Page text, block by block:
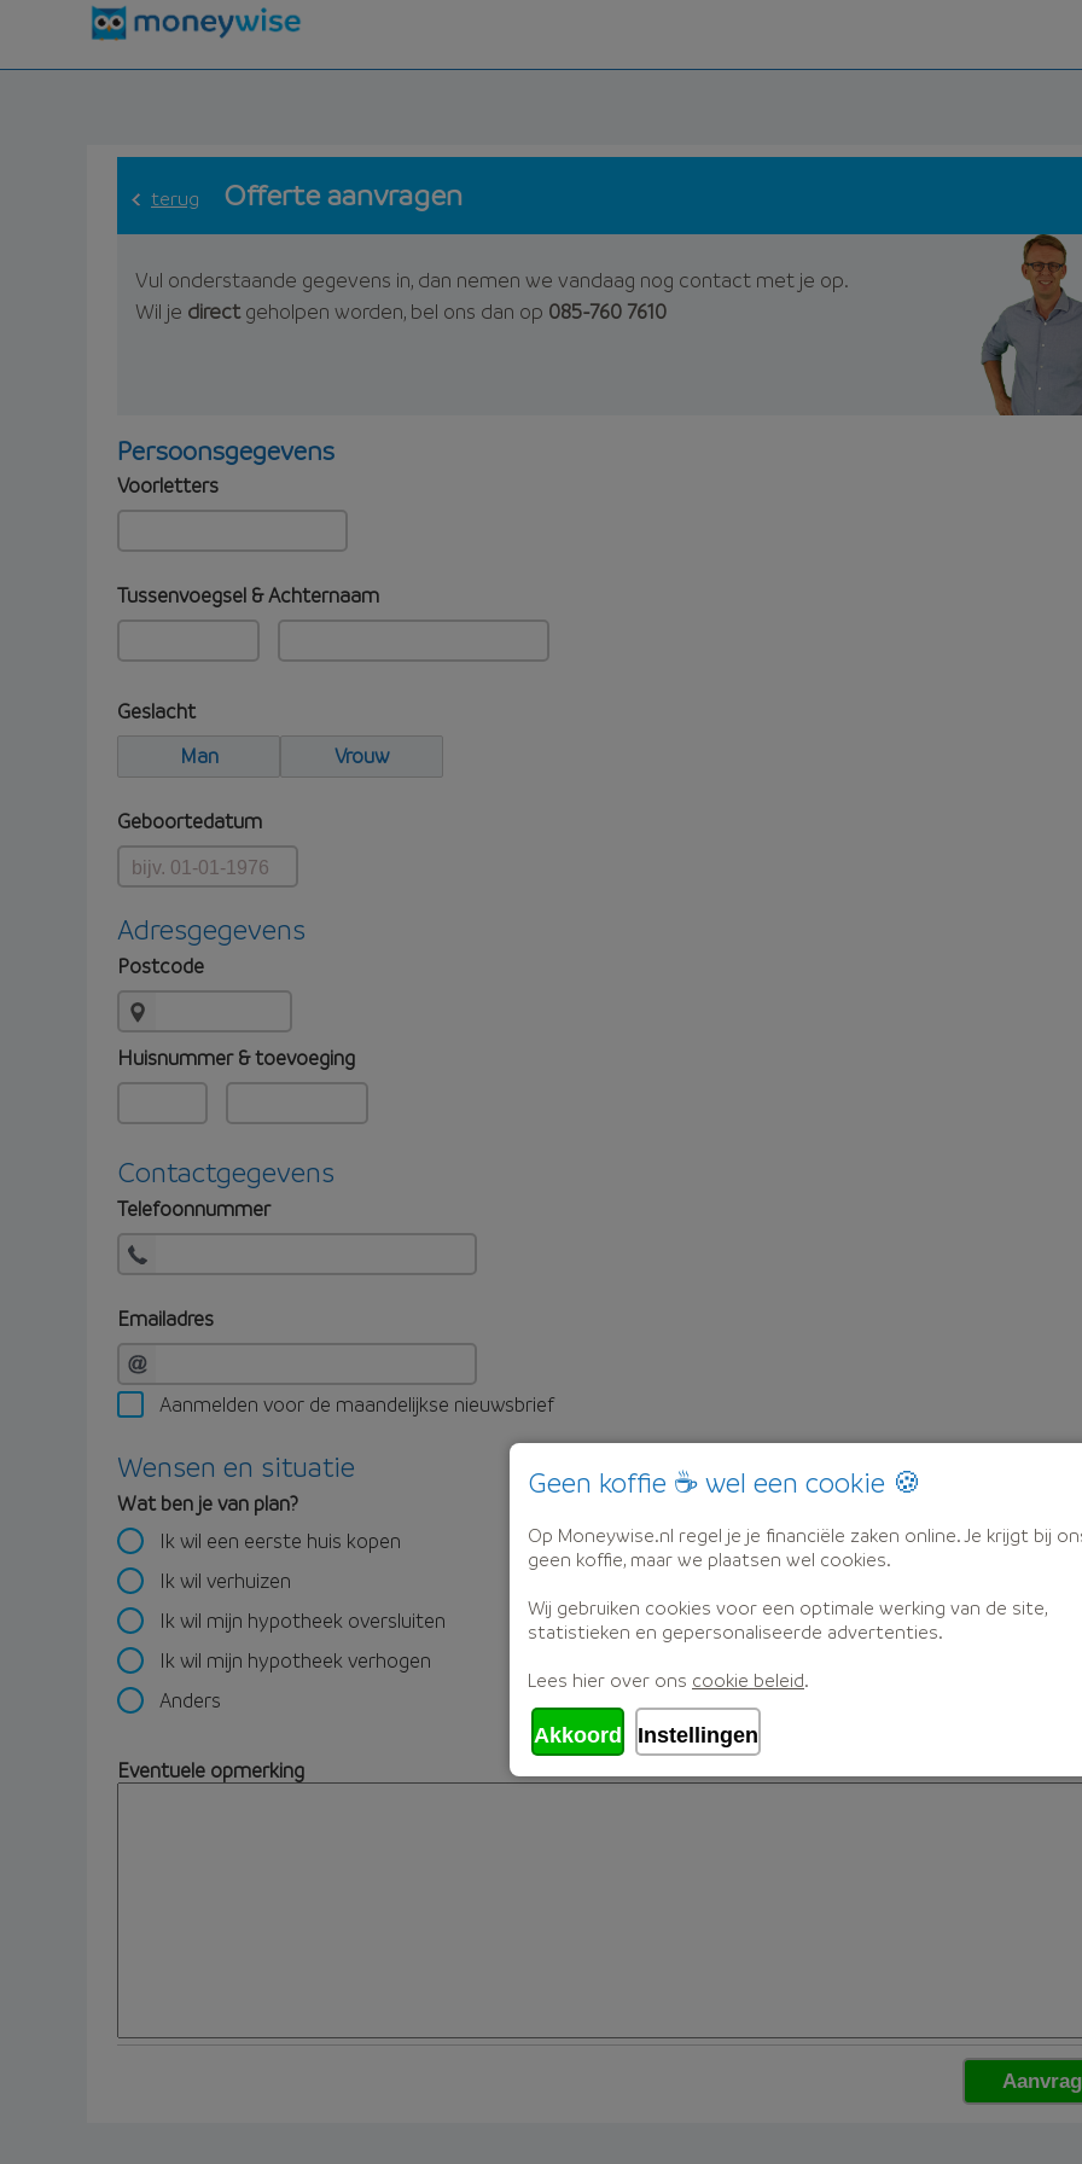
terug Offerte aanvragen
Vul onderstaande gegevens in, dan nemen we vandaag nog contact met je op.
Wil je directgeholpen worden, bel ons dan op 085-760 7610
Persoonsgegevens
Voorletters
Tussenvoegsel & Achternaam
Geslacht
Man
Vrouw
Geboortedatum
Adresgegevens
Postcode
Huisnummer & toevoeging
Contactgegevens
Telefoonnummer
Emailadres
Aanmelden voor de maandelijkse nieuwsbrief
Wensen en situatie
Wat ben je van plan?
Ik wil een eerste huis kopen
Ik wil verhuizen
Ik wil mijn hypotheek oversluiten
Ik wil mijn hypotheek verhogen
Anders
Eventuele opmerking
Geen koffie ☕ wel een cookie 🍪
Op Moneywise.nl regel je je financiële zaken online. Je krijgt bij
geen koffie, maar we plaatsen wel cookies.
Wij gebruiken cookies voor een optimale werking van de site,
statistieken en gepersonaliseerde advertenties.
Lees hier over ons cookie beleid.
Akkoord Instellingen